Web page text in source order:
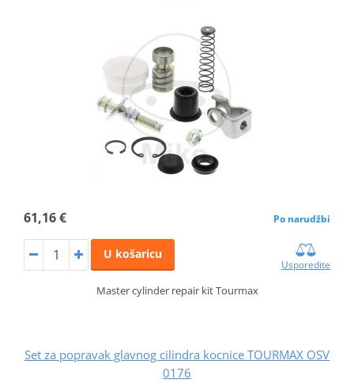
61,16 € Po narudžbi
U košaricu
Usporedite
Master cylinder repair kit Tourmax
Set za popravak glavnog cilindra kocnice TOURMAX OSV
0176